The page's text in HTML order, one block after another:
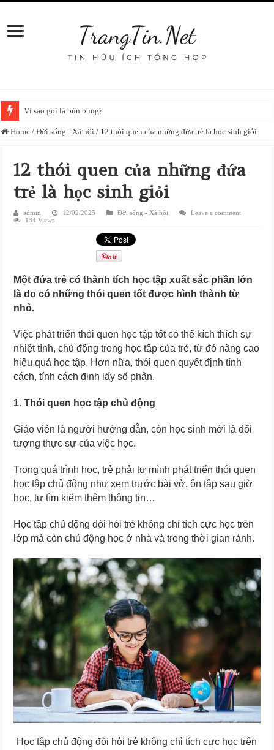
Vì sao gọi là bún bung?
Home / Đời sống - Xã hội / 12 thói quen của những đứa trẻ là học sinh giỏi
12 thói quen của những đứa
trẻ là học sinh giỏi
admin 12/02/2025 Đời sống - Xã hội
Leave a comment
134 Views
Một đứa trẻ có thành tích học tập xuất sắc phần lớn
là do có những thói quen tốt được hình thành từ
nhỏ.
Việc phát triển thói quen học tập tốt có thể kích thích sự
nhiệt tình, chủ động trong học tập của trẻ, từ đó nâng cao
hiệu quả học tập. Hơn nữa, thói quen quyết định tính
cách, tính cách định lấy số phận.
1. Thói quen học tập chủ động
Giáo viên là người hướng dẫn, còn học sinh mới là đối
tượng thực sự của việc học.
Trong quá trình học, trẻ phải tự mình phát triển thói quen
học tập chủ động như xem trước bài vở, ôn tập sau giờ
học, tự tìm kiếm thêm thông tin…
Học tập chủ động đòi hỏi trẻ không chỉ tích cực học trên
lớp mà còn chủ động học ở nhà và trong thời gian rảnh.
Học tập chủ động đòi hỏi trẻ không chỉ tích cực học trên